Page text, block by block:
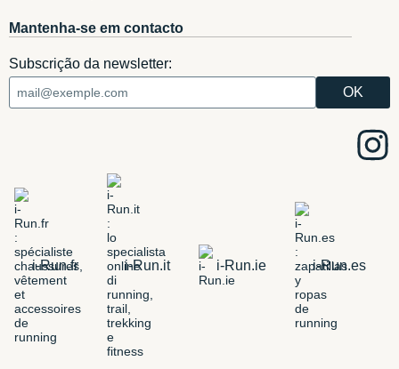
Mantenha-se em contacto
Subscrição da newsletter:
i-Run.fr i-Run.it i-Run.ie i-Run.es